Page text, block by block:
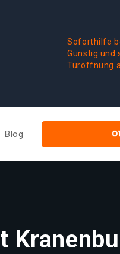
Soforthilfe
Günstig und
Türöffnung
Blog